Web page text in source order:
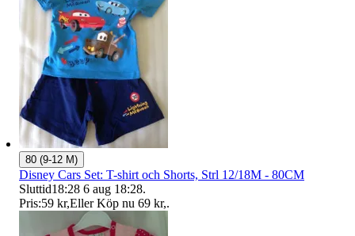
80 (9-12 M)
Disney Cars Set: T-shirt och Shorts, Strl 12/18M - 80CM
Sluttid18:28 6 aug 18:28.
Pris:59 kr,Eller Köp nu 69 kr,.